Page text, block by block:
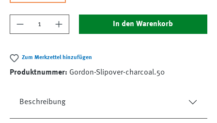
Produkt Anzahl: Gib den gewünschten Wert
In den Warenkorb
Zum Merkzettel hinzufügen
Produktnummer: Gordon-Slipover-charcoal.50
Beschreibung